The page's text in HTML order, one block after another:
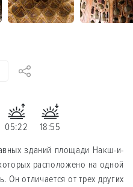
05:22
18:55
зданий площади Накш-и-
расположено на одной
отличается от трех других